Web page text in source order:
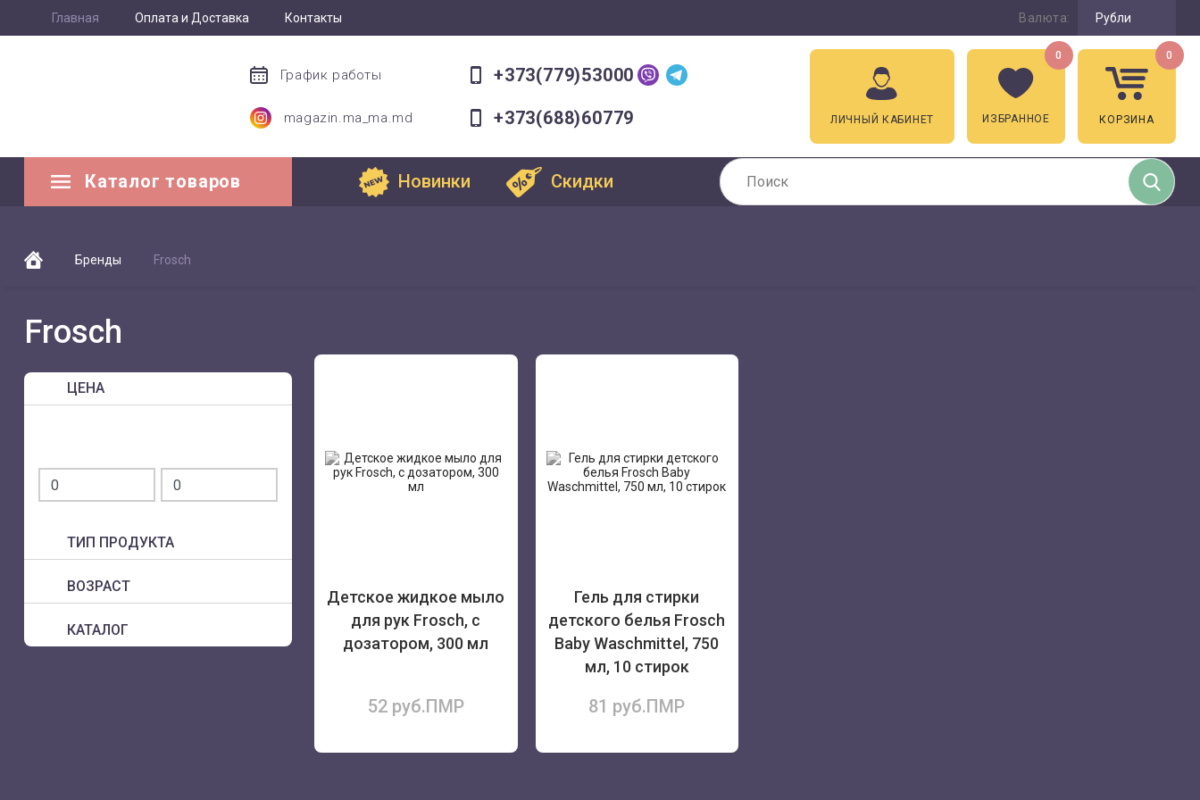
Главная Оплата и Доставка Контакты Валюта: Рубли
График работы +373(779)53000
magazin.ma_ma.md +373(688)60779 ЛИЧНЫЙ КАБИНЕТ ИЗБРАННОЕ
0
КОРЗИНА
0
Каталог товаров Новинки Скидки
Бренды Frosch
Frosch
ЦЕНА
ТИП ПРОДУКТА
ВОЗРАСТ
КАТАЛОГ
Детское жидкое мыло
для рук Frosch, с
дозатором, 300 мл
52 руб.ПМР
Гель для стирки
детского белья Frosch
Baby Waschmittel, 750
мл, 10 стирок
81 руб.ПМР